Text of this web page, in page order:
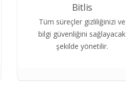
Bitlis
Tüm süreçler gizliliğinizi ve
bilgi güvenliğini sağlayacak
şekilde yönetilir.